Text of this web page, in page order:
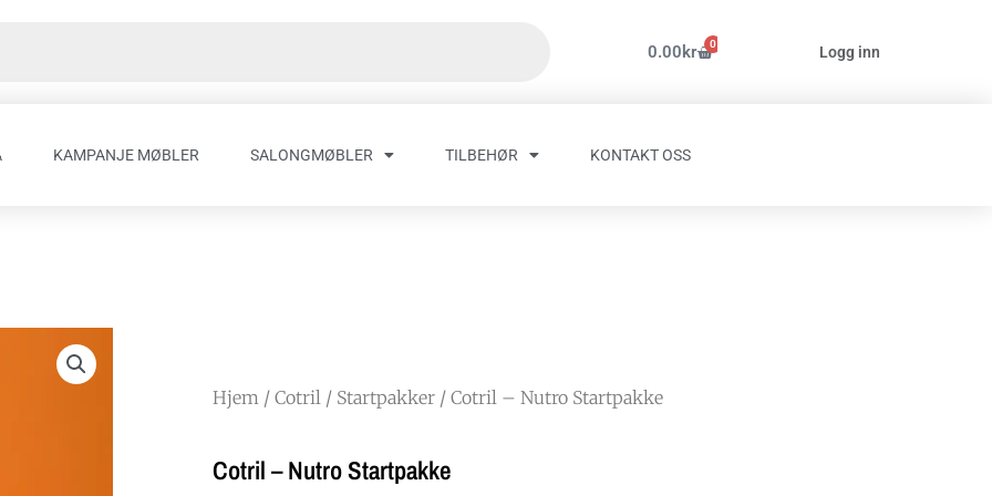
0.00kr 0
Handlekurv Logg inn
KAMPANJE MØBLER SALONGMØBLER TILBEHØR KONTAKT OSS
Hjem / Cotril / Startpakker / Cotril – Nutro Startpakke
Cotril – Nutro Startpakke